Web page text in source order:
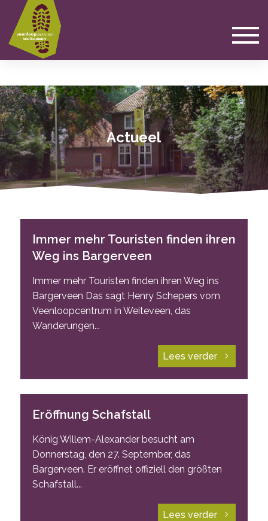
Actueel
Immer mehr Touristen finden ihren
Weg ins Bargerveen
Immer mehr Touristen finden ihren Weg ins
Bargerveen Das sagt Henry Schepers vom
Veenloopcentrum in Weiteveen, das
Wanderungen...
Lees verder
Eröffnung Schafstall
König Willem-Alexander besucht am
Donnerstag, den 27. September, das
Bargerveen. Er eröffnet offiziell den größten
Schafstall...
Lees verder